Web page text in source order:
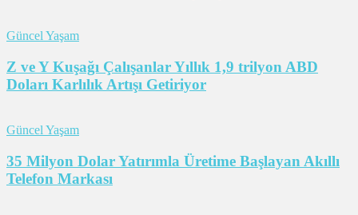
Güncel Yaşam
Z ve Y Kuşağı Çalışanlar Yıllık 1,9 trilyon ABD
Doları Karlılık Artışı Getiriyor
Güncel Yaşam
35 Milyon Dolar Yatırımla Üretime Başlayan Akıllı
Telefon Markası